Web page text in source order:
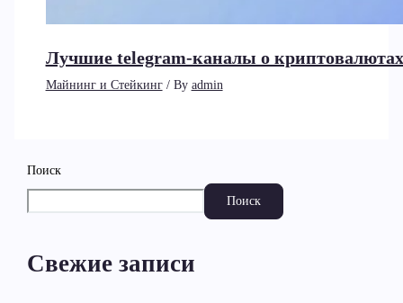
Лучшие telegram-каналы о
Майнинг и Стейкинг/ By admin
Поиск
Поиск
Свежие записи